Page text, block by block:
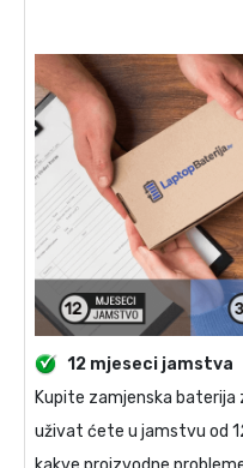
12 mjeseci jamstva
Kupite zamjenska baterija
uživat ćete u jamstvu od